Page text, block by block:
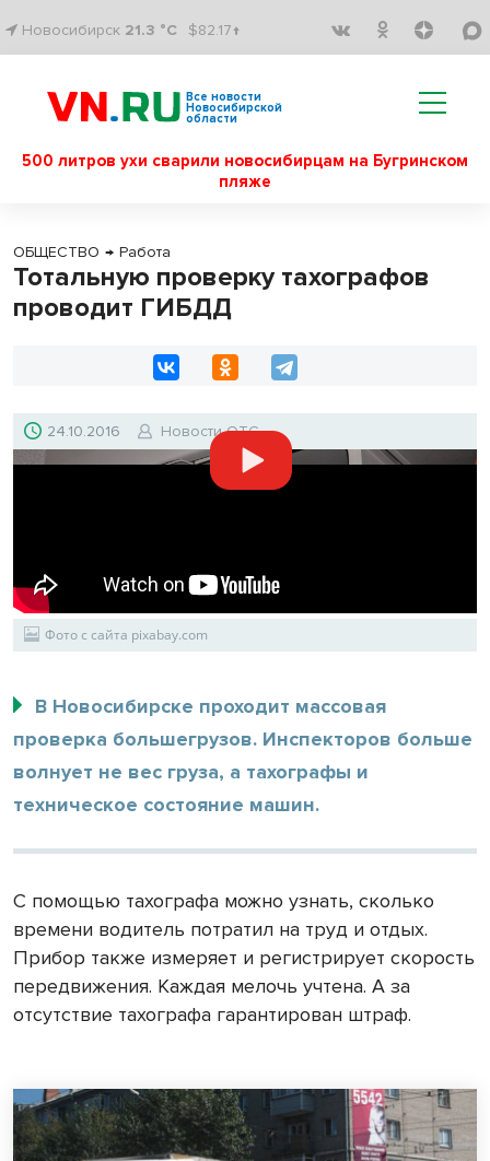
Новосибирск 21.3 °C $82.17↑
Все новости
Новосибирской
области
500 литров ухи сварили новосибирцам на Бугринском
пляже
ОБЩЕСТВО → Работа
Тотальную проверку тахографов
проводит ГИБДД
24.10.2016 Новости ОТС
Фото с сайта pixabay.com
В Новосибирске проходит массовая
проверка большегрузов. Инспекторов больше
волнует не вес груза, а тахографы и
техническое состояние машин.
С помощью тахографа можно узнать, сколько
времени водитель потратил на труд и отдых.
Прибор также измеряет и регистрирует скорость
передвижения. Каждая мелочь учтена. А за
отсутствие тахографа гарантирован штраф.